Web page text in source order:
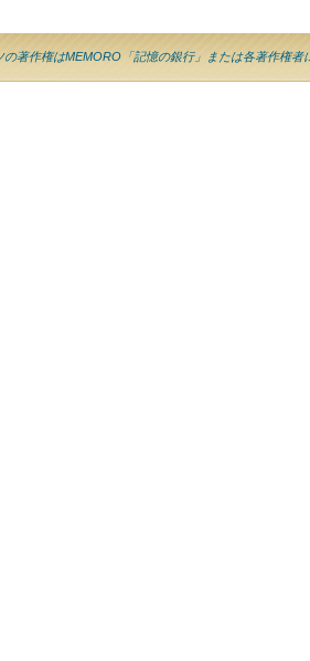
著作権はMEMORO「記憶の銀行」または各著作権者